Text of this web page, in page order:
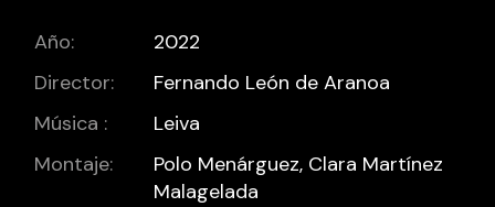
Año:
2022
Director:
Fernando León de Aranoa
Música :
Leiva
Montaje:
Polo Menárguez, Clara Martínez
Malagelada